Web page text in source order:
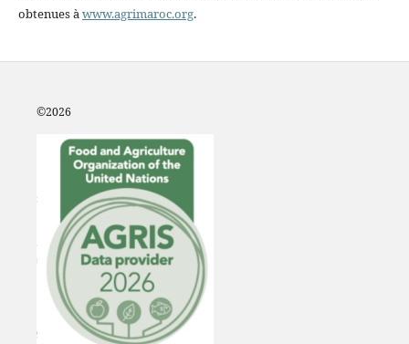
obtenues àwww.agrimaroc.org.
©2026